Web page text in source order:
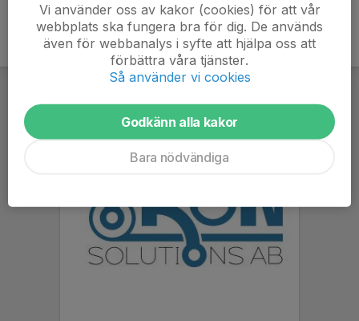
Vi använder oss av kakor (cookies) för att vår
webbplats ska fungera bra för dig. De används
även för webbanalys i syfte att hjälpa oss att
förbättra våra tjänster.
Så använder vi cookies
Godkänn alla kakor
Bara nödvändiga